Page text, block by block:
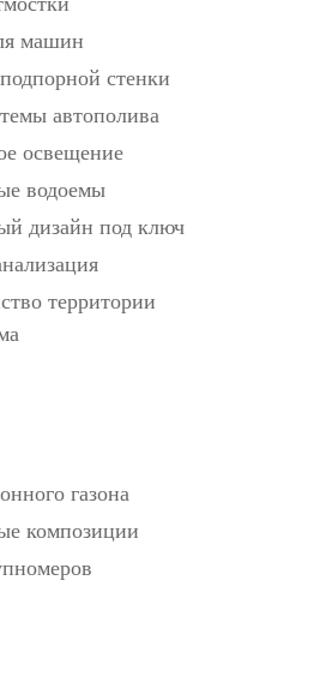
машин
стенки
автополива
освещение
водоемы
дизайн под ключ
территории
газона
композиции